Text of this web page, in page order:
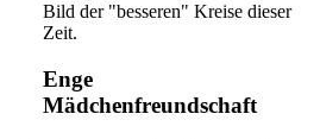
Bild der "besseren" Kreise dieser
Zeit.
Enge
Mädchenfreundschaft